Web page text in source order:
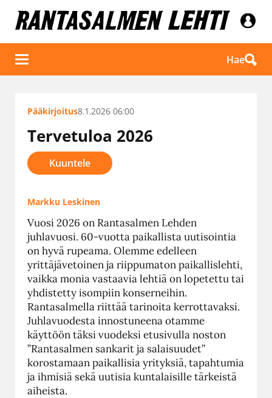
Hae
Pääkirjoitus8.1.2026 06:00
Tervetuloa 2026
Kuuntele
Markku Leskinen
Vuosi 2026 on Rantasalmen Lehden
juhlavuosi. 60-vuotta paikallista uutisointia
on hyvä rupeama. Olemme edelleen
yrittäjävetoinen ja riippumaton paikallislehti,
vaikka monia vastaavia lehtiä on lopetettu tai
yhdistetty isompiin konserneihin.
Rantasalmella riittää tarinoita kerrottavaksi.
Juhlavuodesta innostuneena otamme
käyttöön täksi vuodeksi etusivulla noston
”Rantasalmen sankarit ja salaisuudet”
korostamaan paikallisia yrityksiä, tapahtumia
ja ihmisiä sekä uutisia kuntalaisille tärkeistä
aiheista.